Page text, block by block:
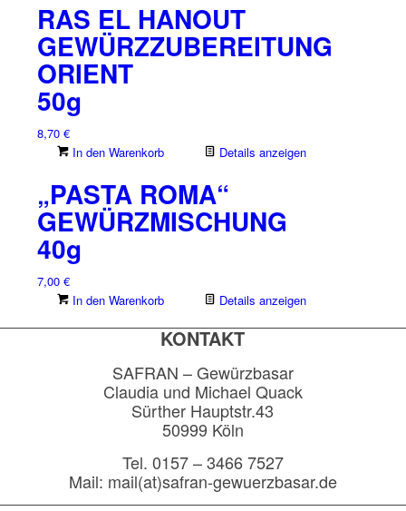
RAS EL HANOUT
GEWÜRZZUBEREITUNG
ORIENT
50g
8,70 €
In den Warenkorb
Details anzeigen
„PASTA ROMA“
GEWÜRZMISCHUNG
40g
7,00 €
In den Warenkorb
Details anzeigen
KONTAKT
SAFRAN – Gewürzbasar
Claudia und Michael Quack
Sürther Hauptstr.43
50999 Köln
Tel. 0157 – 3466 7527
Mail: mail(at)safran-gewuerzbasar.de